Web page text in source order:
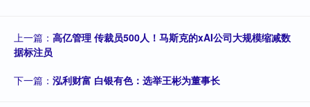
上一篇： 高亿管理 传裁员500人！马斯克的xAI公司大规模缩减数
据标注员
下一篇： 泓利财富 白银有色：选举王彬为董事长